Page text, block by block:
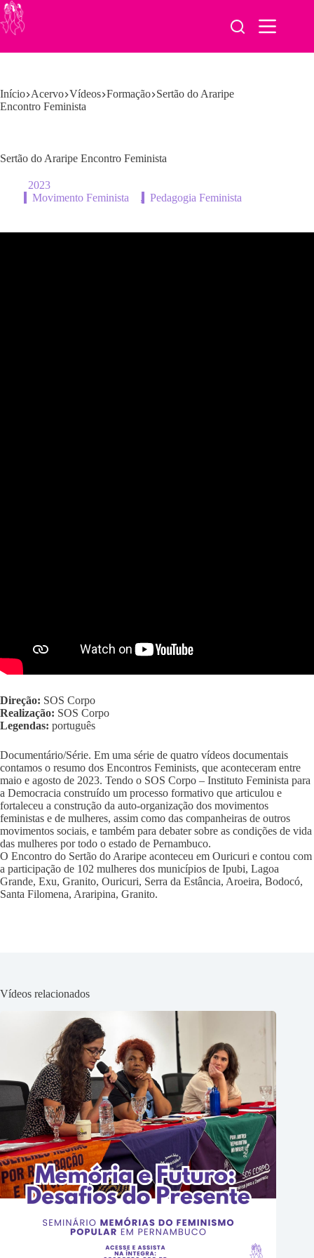
Pular
para
o
Início Acervo Vídeos Formação Sertão do Araripe
Encontro Feminista
Sertão do Araripe Encontro Feminista
2023
Movimento Feminista
, Pedagogia Feminista
Direção: SOS Corpo
Realização: SOS Corpo
Legendas: português
Documentário/Série. Em uma série de quatro vídeos documentais
contamos o resumo dos Encontros Feminists, que aconteceram entre
maio e agosto de 2023. Tendo o SOS Corpo – Instituto Feminista para
a Democracia construído um processo formativo que articulou e
fortaleceu a construção da auto-organização dos movimentos
feministas e de mulheres, assim como das companheiras de outros
movimentos sociais, e também para debater sobre as condições de vida
das mulheres por todo o estado de Pernambuco.
O Encontro do Sertão do Araripe aconteceu em Ouricuri e contou com
a participação de 102 mulheres dos municípios de Ipubi, Lagoa
Grande, Exu, Granito, Ouricuri, Serra da Estância, Aroeira, Bodocó,
Santa Filomena, Araripina, Granito.
Vídeos relacionados